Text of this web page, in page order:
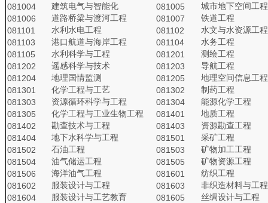
081004
建筑电气与智能化 081005
城市地下空间工程
081006
道路桥梁与渡河工程 081007
铁道工程
081101
水利水电工程 081102
水文与水资源工程
081103
港口航道与海岸工程 081104
水务工程
081105
水利科学与工程 081201
测绘工程
081202
遥感科学与技术 081203
导航工程
081204
地理国情监测 081205
地理空间信息工程
081301
化学工程与工艺 081302
制药工程
081303
资源循环科学与工程 081304
能源化学工程
081305
化学工程与工业生物工程 081401
地质工程
081402
勘查技术与工程 081403
资源勘查工程
081404
地下水科学与工程 081501
采矿工程
081502
石油工程 081503
矿物加工工程
081504
油气储运工程 081505
矿物资源工程
081506
海洋油气工程 081601
纺织工程
081602
服装设计与工程 081603
非织造材料与工程
081604
服装设计与工艺教育 081605
丝绸设计与工程